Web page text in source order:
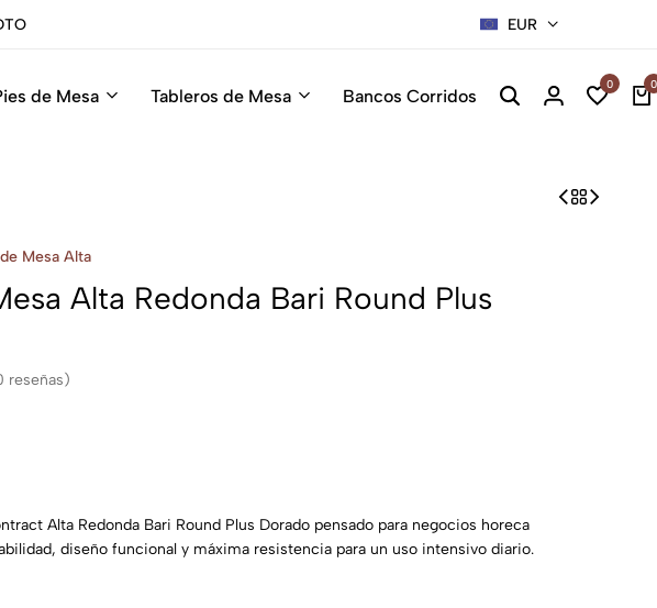
EUR
de Mesa Tableros de Mesa Bancos Corridos
0 0
Mesa Alta
Alta Redonda Bari Round Plus
reseñas)
Alta Redonda Bari Round Plus Dorado pensado para negocios horeca
diseño funcional y máxima resistencia para un uso intensivo diario.